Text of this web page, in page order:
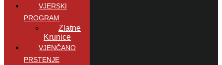
VJERSKI
PROGRAM
Zlatne
Krunice
VJENČANO
PRSTENJE